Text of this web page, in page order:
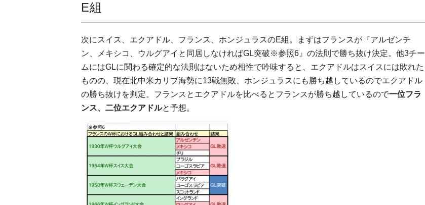
E組
次にスイス、エクアドル、フランス、ホンジュラスのE組。まずはフランスが『アルゼンチ
ン、メキシコ、ウルグアイと同居しなければGL突破※参照6』の法則で勝ち抜け決定。他3チー
ムにはGLに関わる確定的な法則はないため相性で吟味すると、エクアドルはスイスには敗れた
ものの、現在北中米カリブ海勢に13戦無敗、ホンジュラスにも勝ち越しているのでエクアドル
の勝ち抜けを判定。フランスとエクアドルを比べるとフランスが勝ち越しているので一位フラ
ンス、二位エクアドルと予想。